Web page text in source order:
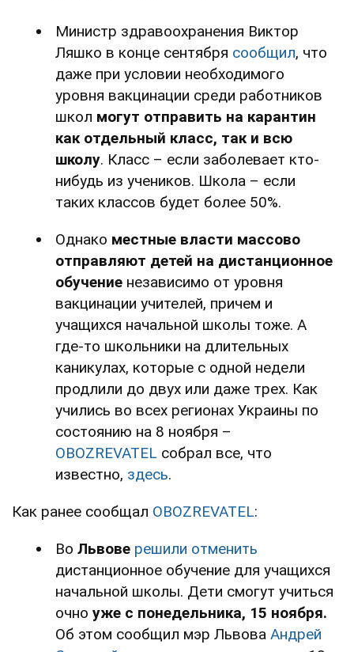
Министр здравоохранения Виктор
Ляшко в конце сентября сообщил, что
даже при условии необходимого
уровня вакцинации среди работников
школ могут отправить на карантин
как отдельный класс, так и всю
школу. Класс – если заболевает кто-
нибудь из учеников. Школа – если
таких классов будет более 50%.
Однако местные власти массово
отправляют детей на дистанционное
обучение независимо от уровня
вакцинации учителей, причем и
учащихся начальной школы тоже. А
где-то школьники на длительных
каникулах, которые с одной недели
продлили до двух или даже трех. Как
учились во всех регионах Украины по
состоянию на 8 ноября –
OBOZREVATEL собрал все, что
известно, здесь.
Как ранее сообщал OBOZREVATEL:
Во Львове решили отменить
дистанционное обучение для учащихся
начальной школы. Дети смогут учиться
очно уже с понедельника, 15 ноября.
Об этом сообщил мэр Львова Андрей